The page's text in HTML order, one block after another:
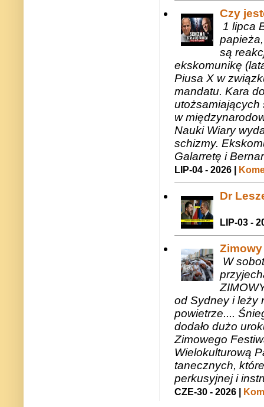
Czy
1 lipca
są
ekskomunikę
Piusa X w
mandatu. Kara
utożsamiających
w
Nauki Wiary
schizmy.
Galarretę i
LIP-04 - 2026 |
Dr
LIP-03 -
W
od Sydney i leży
powietrze....
dodało dużo
Zimowego
Wielokulturową
tanecznych,
perkusyjnej i
CZE-30 - 2026 |